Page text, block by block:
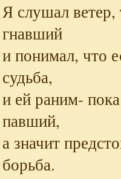
Я слушал ветер,
гнавший
и понимал, что
судьба,
и ей раним-
павший,
а значит
борьба.